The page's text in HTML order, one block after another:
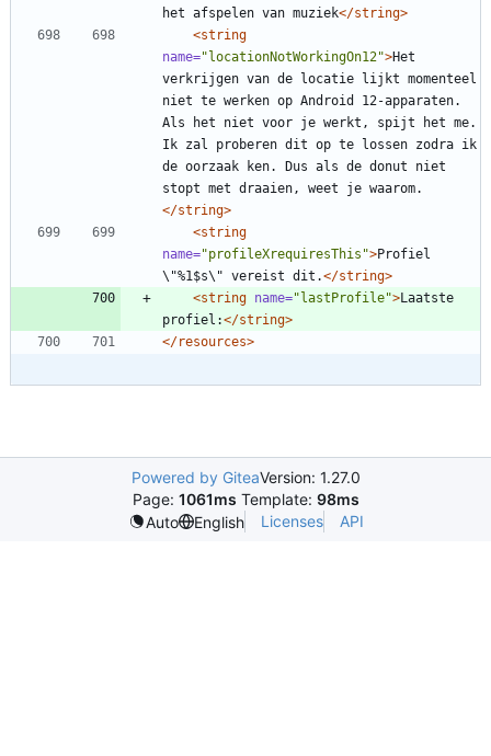
het afspelen van muziek</string>
<string
name="locationNotWorkingOn12">Het
verkrijgen van de locatie lijkt momenteel
niet te werken op Android 12-apparaten.
Als het niet voor je werkt, spijt het me.
Ik zal proberen dit op te lossen zodra ik
de oorzaak ken. Dus als de donut niet
stopt met draaien, weet je waarom.
</string>
<string
name="profileXrequiresThis">Profiel
\"%1$s\" vereist dit.</string>
<string name="lastProfile">Laatste
profiel:</string>
</resources>
Powered by GiteaVersion: 1.27.0
Page: 1061ms Template: 98ms
Auto
English Licenses API